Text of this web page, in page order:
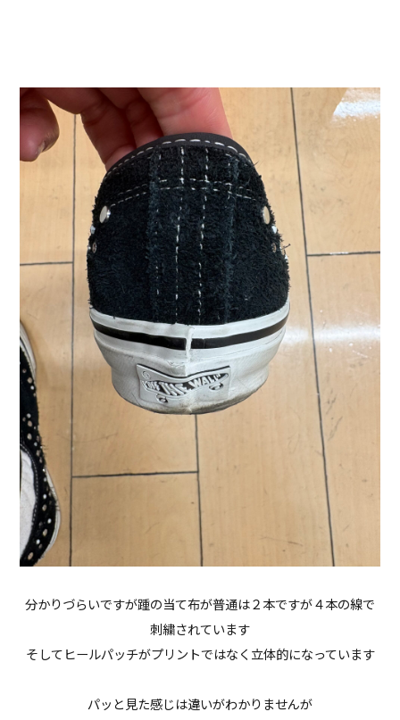
分かりづらいですが踵の当て布が普通は２本ですが４本の線で
刺繍されています
そしてヒールパッチがプリントではなく立体的になっています
パッと見た感じは違いがわかりませんが